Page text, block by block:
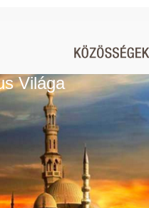
Világa